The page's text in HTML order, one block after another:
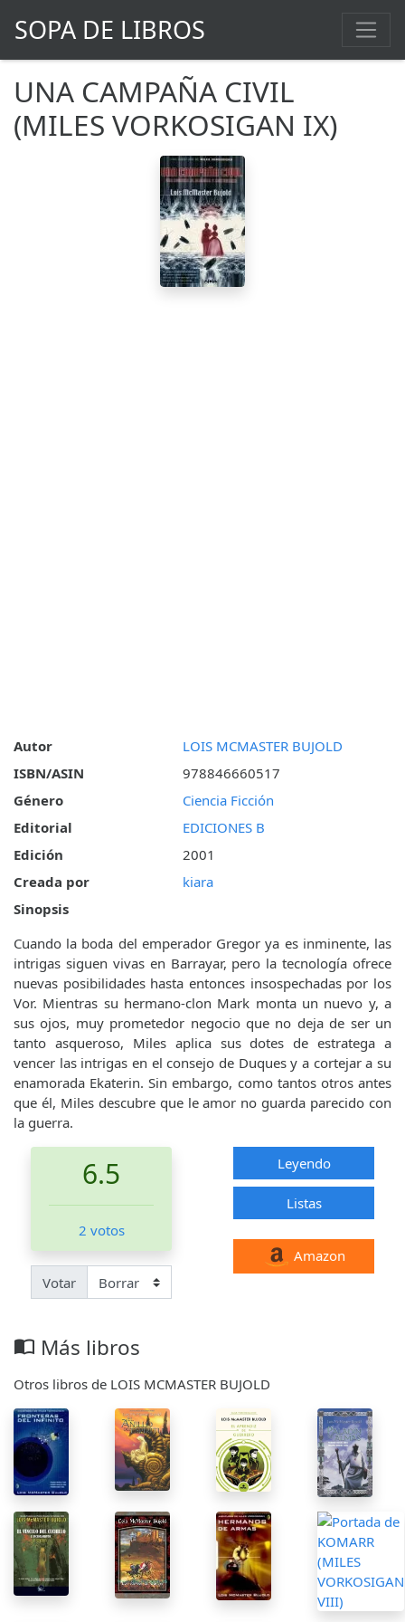
SOPA DE LIBROS
UNA CAMPAÑA CIVIL
(MILES VORKOSIGAN IX)
Autor
LOIS MCMASTER BUJOLD
ISBN/ASIN
978846660517
Género
Ciencia Ficción
Editorial
EDICIONES B
Edición
2001
Creada por
kiara
Sinopsis
Cuando la boda del emperador Gregor ya es inminente, las
intrigas siguen vivas en Barrayar, pero la tecnología ofrece
nuevas posibilidades hasta entonces insospechadas por los
Vor. Mientras su hermano-clon Mark monta un nuevo y, a
sus ojos, muy prometedor negocio que no deja de ser un
tanto asqueroso, Miles aplica sus dotes de estratega a
vencer las intrigas en el consejo de Duques y a cortejar a su
enamorada Ekaterin. Sin embargo, como tantos otros antes
que él, Miles descubre que le amor no guarda parecido con
la guerra.
6.5
2 votos
Votar
Leyendo
Listas
Amazon
import_contacts Más libros
Otros libros de LOIS MCMASTER BUJOLD